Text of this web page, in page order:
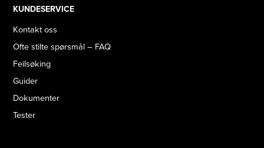
KUNDESERVICE
Kontakt oss
Ofte stilte spørsmål – FAQ
Feilsøking
Guider
Dokumenter
Tester